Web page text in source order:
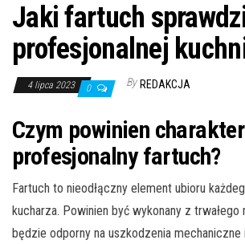
Jaki fartuch
profesjonalnej
4 lipca 2023 0 By REDAKCJA
Czym powinien
profesjonalny fartuch?
Fartuch to nieodłączny element ubioru
kucharza. Powinien być wykonany z trwałego
będzie odporny na uszkodzenia mechaniczne